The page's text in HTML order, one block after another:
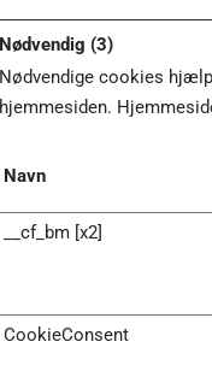
Nødvendig (3)
Nødvendige cookies
hjemmesiden.
Navn
__cf_bm [x2]
CookieConsent